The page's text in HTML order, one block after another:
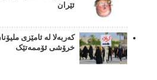
ئێران
کەربەلا لە ئامێزی
خرۆشی ئۆممەتێک